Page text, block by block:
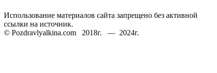
Использование материалов сайта запрещено без активной
ссылки на источник.
© Pozdravlyalkina.com 2018г. — 2024г.